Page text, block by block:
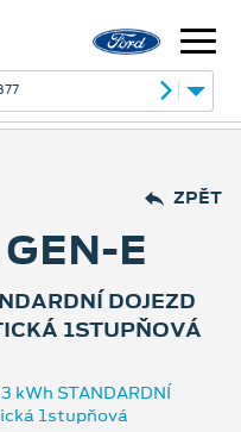
ZPĚT
E
DOJEZD
1STUPŇOVÁ